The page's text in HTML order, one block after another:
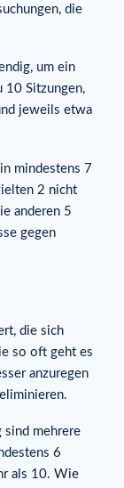
die
um ein
10 Sitzungen,
jeweils etwa
mindestens 7
2 nicht
anderen 5
gegen
die sich
so oft geht es
anzuregen
sind mehrere
6
als 10. Wie